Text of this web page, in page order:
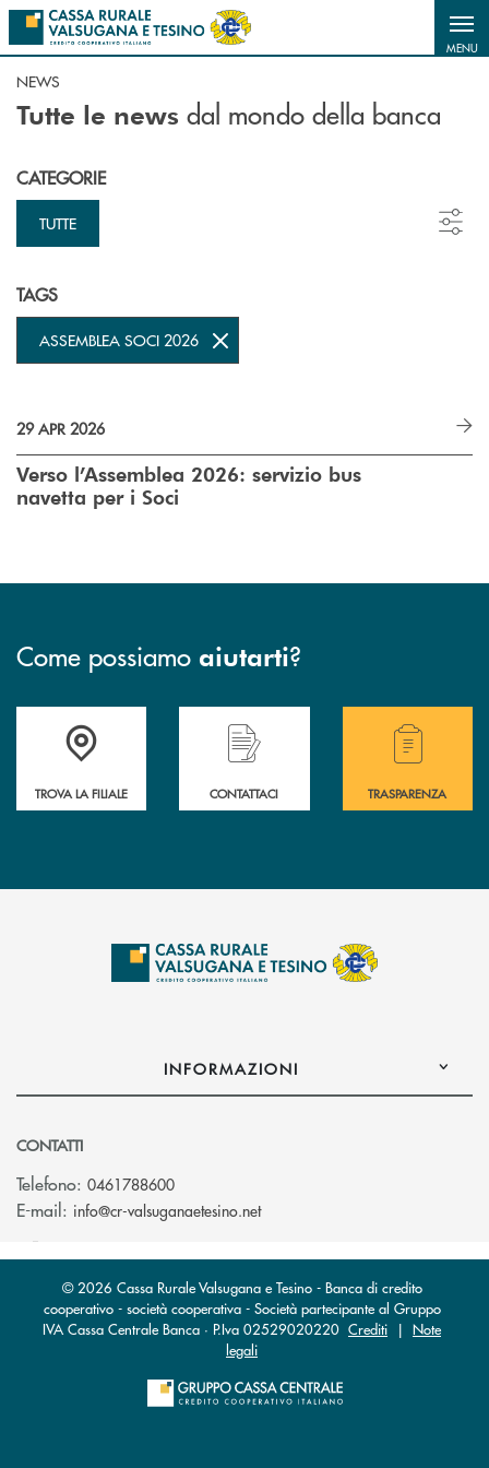
Salta al contenuto principale
MENU
NEWS
Tutte le news dal mondo della banca
CATEGORIE
TUTTE
TAGS
ASSEMBLEA SOCI 2026
29 APR 2026
Verso l’Assemblea 2026: servizio bus
navetta per i Soci
Come possiamo aiutarti?
Accedi all' elenco completo delle filiali .
TROVA LA FILIALE
Hai bisogno di assistenza immediata?
CONTATTACI
Hai bisogno di
TRASPARENZA
INFORMAZIONI
CONTATTI
Telefono: 0461788600
E-mail: info@cr-valsuganaetesino.net(si apre l’app di posta
© 2026 Cassa Rurale Valsugana e Tesino - Banca di credito
cooperativo - società cooperativa - Società partecipante al Gruppo
IVA Cassa Centrale Banca · P.Iva 02529020220 Crediti | Note
legali